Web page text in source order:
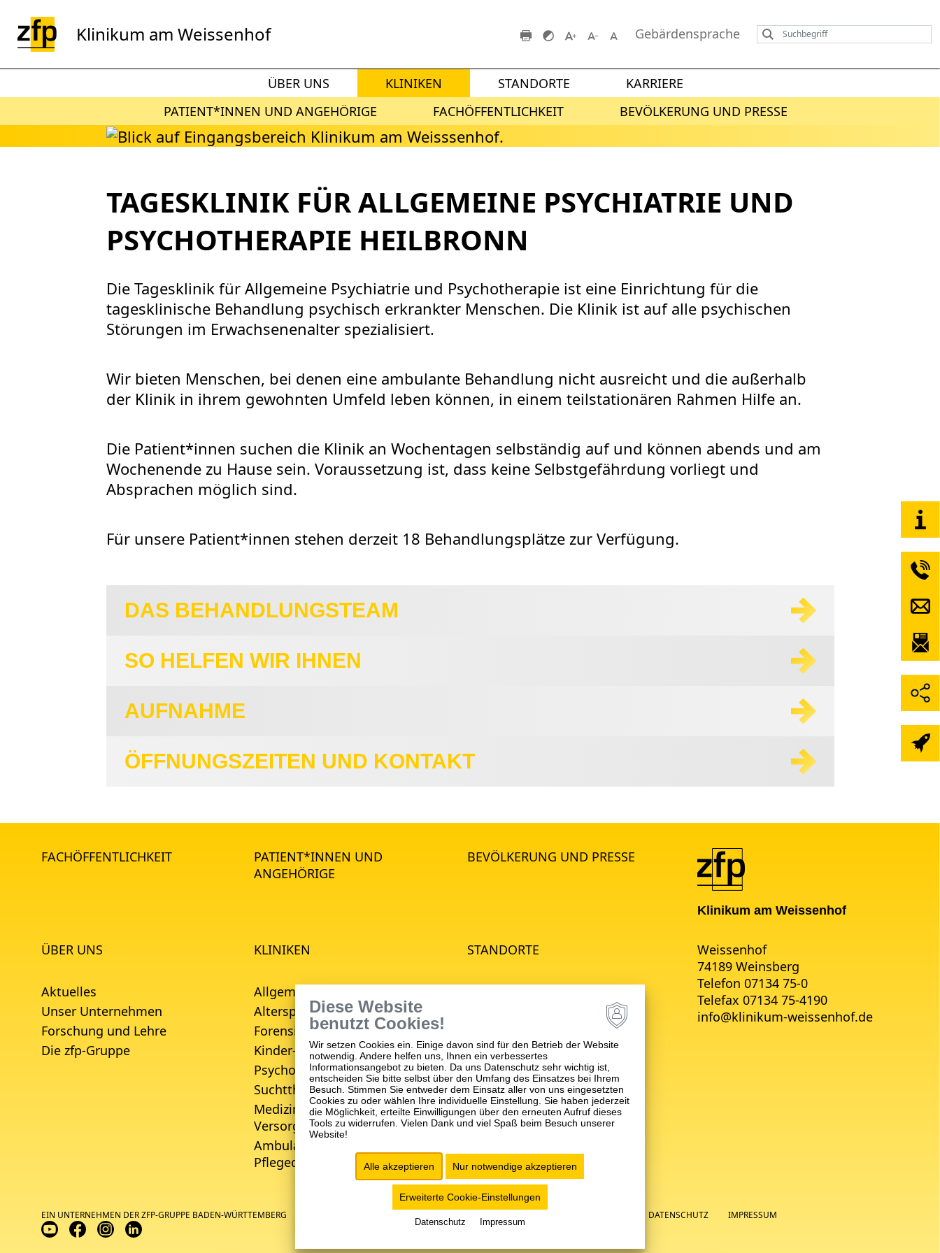
Klinikum am Weissenhof Gebärdensprache
ÜBER UNS KLINIKEN STANDORTE
KARRIERE
PATIENT*INNEN UND ANGEHÖRIGE
FACHÖFFENTLICHKEIT BEVÖLKERUNG UND PRESSE
TAGESKLINIK FÜR ALLGEMEINE PSYCHIATRIE UND
PSYCHOTHERAPIE HEILBRONN
Die Tagesklinik für Allgemeine Psychiatrie und Psychotherapie ist eine Einrichtung für die
tagesklinische Behandlung psychisch erkrankter Menschen. Die Klinik ist auf alle psychischen
Störungen im Erwachsenenalter spezialisiert.
Wir bieten Menschen, bei denen eine ambulante Behandlung nicht ausreicht und die außerhalb
der Klinik in ihrem gewohnten Umfeld leben können, in einem teilstationären Rahmen Hilfe an.
Die Patient*innen suchen die Klinik an Wochentagen selbständig auf und können abends und am
Wochenende zu Hause sein. Voraussetzung ist, dass keine Selbstgefährdung vorliegt und
Absprachen möglich sind.
Für unsere Patient*innen stehen derzeit 18 Behandlungsplätze zur Verfügung.
DAS BEHANDLUNGSTEAM
SO HELFEN WIR IHNEN
AUFNAHME
ÖFFNUNGSZEITEN UND KONTAKT
FACHÖFFENTLICHKEIT
PATIENT*INNEN UND
ANGEHÖRIGE
BEVÖLKERUNG UND PRESSE
Klinikum am Weissenhof
ÜBER UNS
Aktuelles
Unser Unternehmen
Forschung und Lehre
Die zfp-Gruppe
KLINIKEN
Allgemeine Psychiatrie
Alterspsychiatrie
Forensische Psychiatrie
Kinder- und Jugendpsychiatrie
Psychosomatische Medizin
Suchttherapie
Medizinisches
Versorgungszentrum (MVZ)
Ambulanter Psychiatrischer
Pflegedienst (APP)
STANDORTE
Weissenhof
74189 Weinsberg
Telefon 07134 75-0
Telefax 07134 75-4190
info@klinikum-weissenhof.de
EIN UNTERNEHMEN DER ZFP-GRUPPE BADEN-WÜRTTEMBERG BARRIEREFREIHEIT DATENSCHUTZ IMPRESSUM
Diese Website
benutzt Cookies!
Wir setzen Cookies ein. Einige davon sind für den Betrieb der Website
notwendig. Andere helfen uns, Ihnen ein verbessertes
Informationsangebot zu bieten. Da uns Datenschutz sehr wichtig ist,
entscheiden Sie bitte selbst über den Umfang des Einsatzes bei Ihrem
Besuch. Stimmen Sie entweder dem Einsatz aller von uns eingesetzten
Cookies zu oder wählen Ihre individuelle Einstellung. Sie haben jederzeit
die Möglichkeit, erteilte Einwilligungen über den erneuten Aufruf dieses
Tools zu widerrufen. Vielen Dank und viel Spaß beim Besuch unserer
Website!
Alle akzeptieren Nur notwendige akzeptieren
Erweiterte Cookie-Einstellungen
Datenschutz Impressum